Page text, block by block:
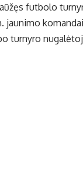
futbolo
turnyro